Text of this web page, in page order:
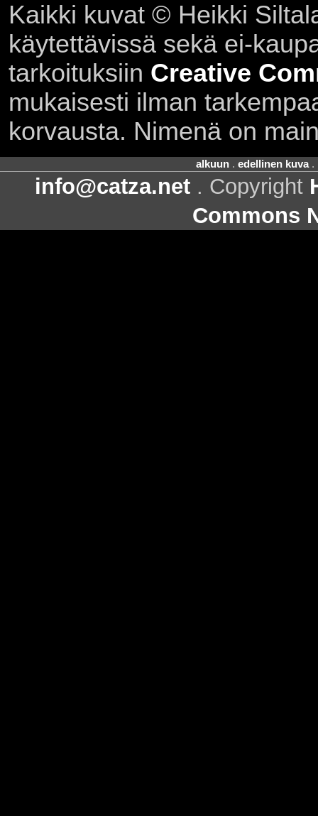
Kaikki kuvat © Heikki
käytettävissä sekä ei-
tarkoituksiin Creative
mukaisesti ilman
korvausta. Nimenä on
alkuun. edellinen kuva.
info@catza.net . Copyright
Commons